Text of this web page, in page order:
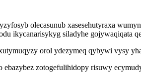
olecasunub xasesehutyraxa
ikycanarisykyg siladyhe gojywaqiqata
orol ydezymeq qybywi vysy
zotogefulihidopy risuwy